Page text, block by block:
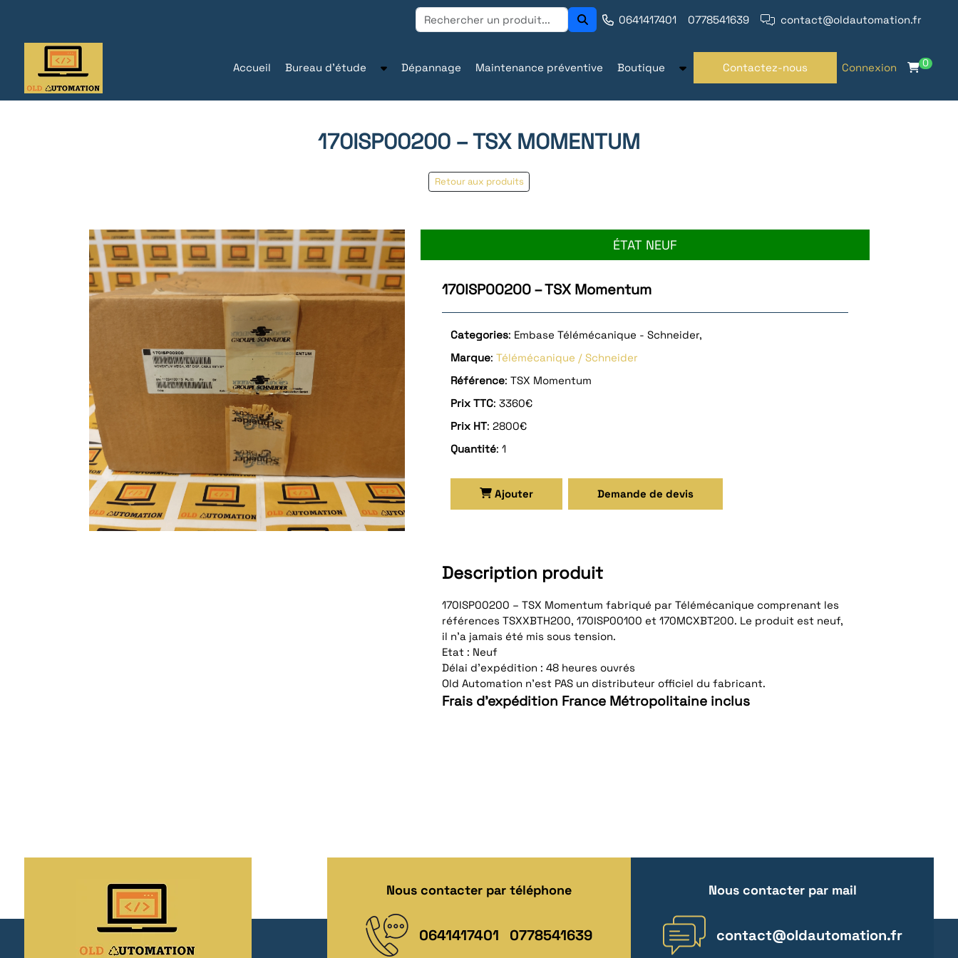
0641417401 0778541639 contact@oldautomation.fr
Accueil Bureau d'étude Dépannage Maintenance préventive Boutique Contactez-nous Connexion 0
170ISP00200 – TSX MOMENTUM
Retour aux produits
ÉTAT NEUF
170ISP00200 – TSX Momentum
Categories: Embase Télémécanique - Schneider,
Marque:Télémécanique / Schneider
Référence: TSX Momentum
Prix TTC: 3360€
Prix HT: 2800€
Quantité: 1
Ajouter Demande de devis
Description produit
170ISP00200 – TSX Momentum fabriqué par Télémécanique comprenant les
références TSXXBTH200, 170ISP00100 et 170MCXBT200. Le produit est neuf,
il n’a jamais été mis sous tension.
Etat : Neuf
Délai d'expédition : 48 heures ouvrés
Old Automation n'est PAS un distributeur officiel du fabricant.
Frais d'expédition France Métropolitaine inclus
Nous contacter par téléphone
0641417401 0778541639
Nous contacter par mail
contact@oldautomation.fr